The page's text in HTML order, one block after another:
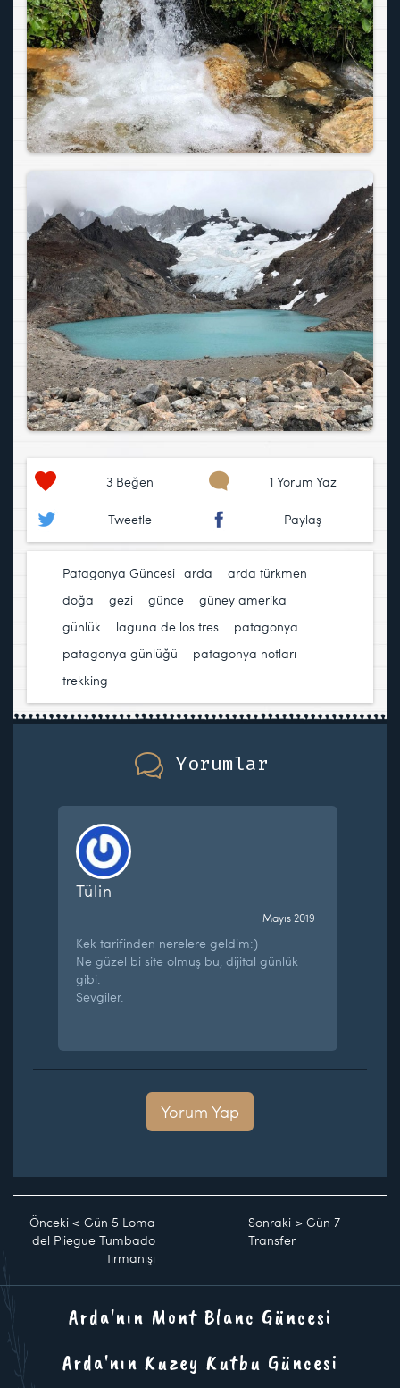
3 Beğen 1 Yorum Yaz
Tweetle Paylaş
Patagonya Güncesi arda arda türkmen
doğa
gezi günce güney amerika
günlük
laguna de los tres patagonya
patagonya günlüğü
patagonya notları
trekking
Yorumlar
Tülin
Mayıs 2019
Kek tarifinden nerelere geldim:)
Ne güzel bi site olmuş bu, dijital günlük
gibi.
Sevgiler.
Yorum Yap
Önceki < Gün 5 Loma
del Pliegue Tumbado
tırmanışı
Sonraki >Gün 7
Transfer
Arda'nın Mont Blanc Güncesi
Arda'nın Kuzey Kutbu Güncesi